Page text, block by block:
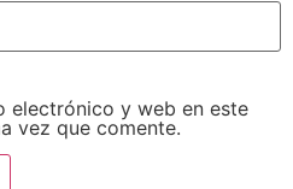
electrónico y web en este
vez que comente.